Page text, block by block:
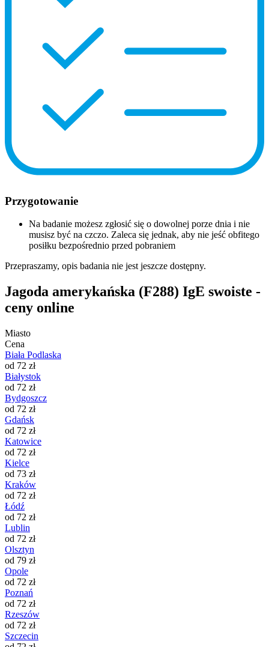
Przygotowanie
Na badanie możesz zgłosić się o dowolnej porze dnia i nie
musisz być na czczo. Zaleca się jednak, aby nie jeść obfitego
posiłku bezpośrednio przed pobraniem
Przepraszamy, opis badania nie jest jeszcze dostępny.
Jagoda amerykańska (F288) IgE swoiste -
ceny online
Miasto
Cena
Biała Podlaska
od 72 zł
Białystok
od 72 zł
Bydgoszcz
od 72 zł
Gdańsk
od 72 zł
Katowice
od 72 zł
Kielce
od 73 zł
Kraków
od 72 zł
Łódź
od 72 zł
Lublin
od 72 zł
Olsztyn
od 79 zł
Opole
od 72 zł
Poznań
od 72 zł
Rzeszów
od 72 zł
Szczecin